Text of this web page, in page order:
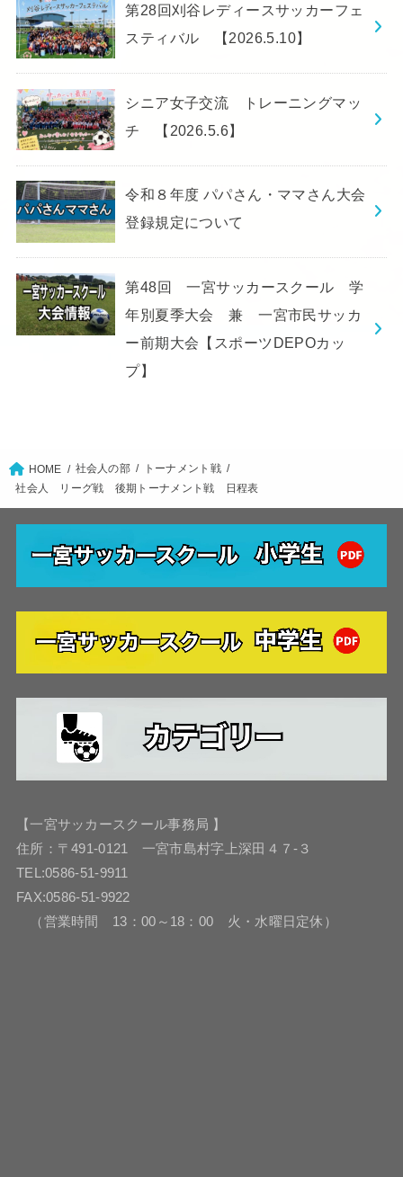
第28回刈谷レディースサッカーフェ
スティバル 【2026.5.10】
シニア女子交流 トレーニングマッ
チ 【2026.5.6】
令和８年度 パパさん・ママさん大会
登録規定について
第48回 一宮サッカースクール 学
年別夏季大会 兼 一宮市民サッカ
ー前期大会【スポーツDEPOカッ
プ】
HOME 社会人の部
トーナメント戦
社会人 リーグ戦 後期トーナメント戦 日程表
【一宮サッカースクール事務局 】
住所：〒491-0121 一宮市島村字上深田４７-３
TEL:0586-51-9911
FAX:0586-51-9922
（営業時間 13：00～18：00 火・水曜日定休）